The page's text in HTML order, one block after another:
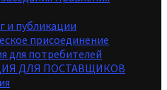
и публикации
присоединение
для потребителей
ДЛЯ ПОСТАВЩИКОВ